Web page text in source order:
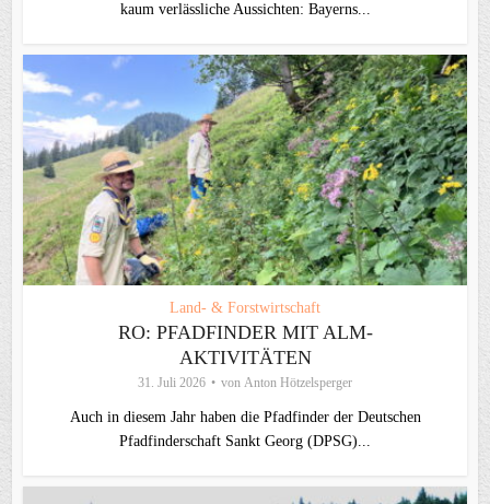
kaum verlässliche Aussichten: Bayerns...
Land- & Forstwirtschaft
RO: PFADFINDER MIT ALM-
AKTIVITÄTEN
31. Juli 2026 von Anton Hötzelsperger
Auch in diesem Jahr haben die Pfadfinder der Deutschen
Pfadfinderschaft Sankt Georg (DPSG)...